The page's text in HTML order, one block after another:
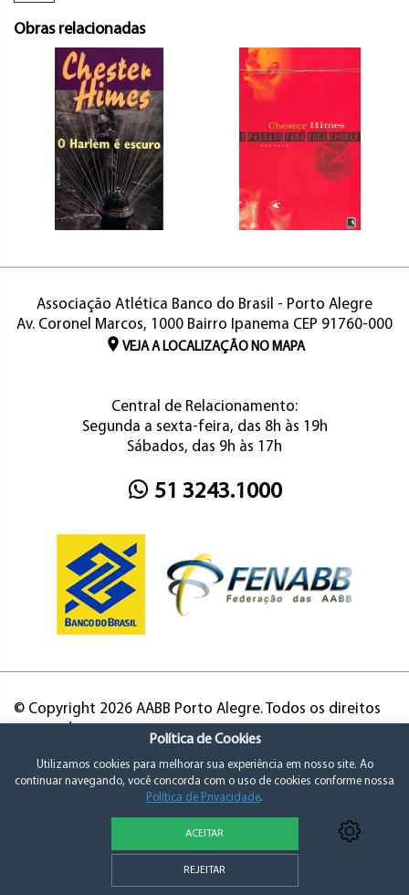
Obras relacionadas
Associação Atlética Banco do Brasil - Porto Alegre
Av. Coronel Marcos, 1000 Bairro Ipanema CEP 91760-000
VEJA A LOCALIZAÇÃO NO MAPA
Central de Relacionamento:
Segunda a sexta-feira, das 8h às 19h
Sábados, das 9h às 17h
51 3243.1000
© Copyright 2026 AABB Porto Alegre. Todos os direitos
Política de Privacidade e Consentimento
Política de Cookies
Utilizamos cookies para melhorar sua experiência em nosso site. Ao
continuar navegando, você concorda com o uso de cookies conforme nossa
Política de Privacidade.
ACEITAR
REJEITAR